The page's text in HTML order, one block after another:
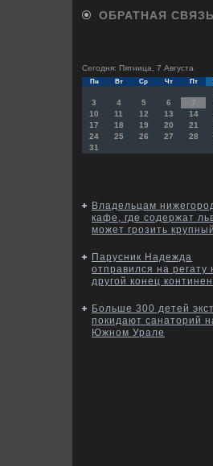
ОБРАТНАЯ СВЯЗЬ
Сегодня: Пятница, 7 Августа
Пн Вт Ср Чт Пт
3
4 5 6 7
10
11 12 13 14
17
18 19 20 21
24
25 26 27 28
31
Владельцам
кафе, где содержат
может грозить
Парусник Надежда
отправился на регату
другой конец
Больше 300 детей
покидают санаторий
Южном Урале